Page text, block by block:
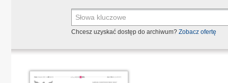
Chcesz uzyskać dostęp do archiwum? Zobacz ofertę